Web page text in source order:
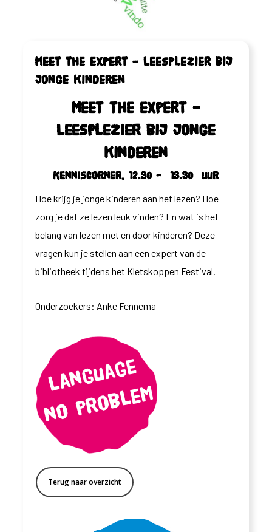
Meet the expert – Leesplezier bij
jonge kinderen
Meet the expert –
Leesplezier bij jonge
kinderen
Kenniscorner, 12.30 – 13.30 uur
Hoe krijg je jonge kinderen aan het lezen? Hoe
zorg je dat ze lezen leuk vinden? En wat is het
belang van lezen met en door kinderen? Deze
vragen kun je stellen aan een expert van de
bibliotheek tijdens het Kletskoppen Festival.
Onderzoekers: Anke Fennema
Terug naar overzicht